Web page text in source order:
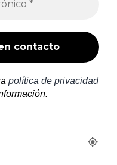
política de privacidad